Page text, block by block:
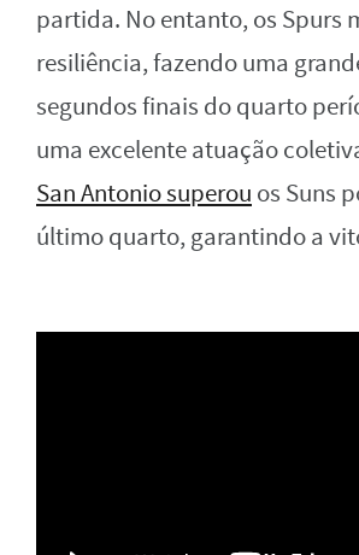
partida. No entanto, os Spurs
resiliência, fazendo uma
segundos finais do quarto
uma excelente atuação
San Antonio superou os Suns
último quarto, garantindo a